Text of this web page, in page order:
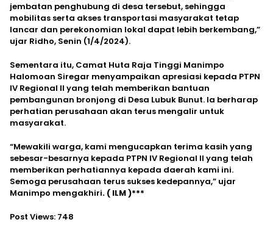
jembatan penghubung di desa tersebut, sehingga
mobilitas serta akses transportasi masyarakat tetap
lancar dan perekonomian lokal dapat lebih berkembang,”
ujar Ridho, Senin (1/4/2024).
Sementara itu, Camat Huta Raja Tinggi Manimpo
Halomoan Siregar menyampaikan apresiasi kepada PTPN
IV Regional II yang telah memberikan bantuan
pembangunan bronjong di Desa Lubuk Bunut. Ia berharap
perhatian perusahaan akan terus mengalir untuk
masyarakat.
“Mewakili warga, kami mengucapkan terima kasih yang
sebesar-besarnya kepada PTPN IV Regional II yang telah
memberikan perhatiannya kepada daerah kami ini.
Semoga perusahaan terus sukses kedepannya,” ujar
Manimpo mengakhiri. ( ILM )***
Post Views: 748